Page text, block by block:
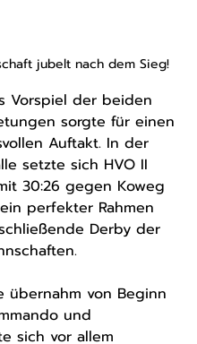
jubelt nach dem Sieg!
Vorspiel der beiden
sorgte für einen
Auftakt. In der
setzte sich HVO II
30:26 gegen Koweg
perfekter Rahmen
Derby der
übernahm von Beginn
und
sich vor allem